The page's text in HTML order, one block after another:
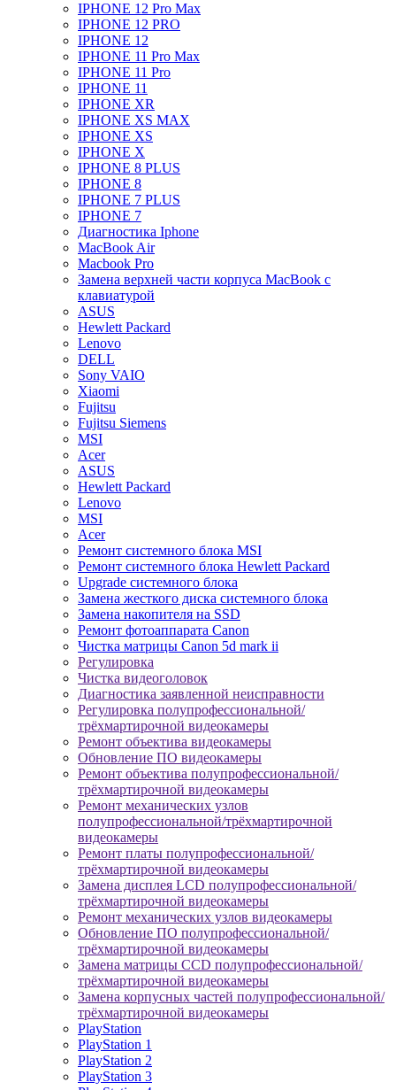
IPHONE 12 Pro Max
IPHONE 12 PRO
IPHONE 12
IPHONE 11 Pro Max
IPHONE 11 Pro
IPHONE 11
IPHONE XR
IPHONE XS MAX
IPHONE XS
IPHONE X
IPHONE 8 PLUS
IPHONE 8
IPHONE 7 PLUS
IPHONE 7
Диагностика Iphone
MacBook Air
Macbook Pro
Замена верхней части корпуса MacBook с
клавиатурой
ASUS
Hewlett Packard
Lenovo
DELL
Sony VAIO
Xiaomi
Fujitsu
Fujitsu Siemens
MSI
Acer
ASUS
Hewlett Packard
Lenovo
MSI
Acer
Ремонт системного блока MSI
Ремонт системного блока Hewlett Packard
Upgrade системного блока
Замена жесткого диска системного блока
Замена накопителя на SSD
Ремонт фотоаппарата Canon
Чистка матрицы Canon 5d mark ii
Регулировка
Чистка видеоголовок
Диагностика заявленной неисправности
Регулировка полупрофессиональной/
трёхмартирочной видеокамеры
Ремонт объектива видеокамеры
Обновление ПО видеокамеры
Ремонт объектива полупрофессиональной/
трёхмартирочной видеокамеры
Ремонт механических узлов
полупрофессиональной/трёхмартирочной
видеокамеры
Ремонт платы полупрофессиональной/
трёхмартирочной видеокамеры
Замена дисплея LCD полупрофессиональной/
трёхмартирочной видеокамеры
Ремонт механических узлов видеокамеры
Обновление ПО полупрофессиональной/
трёхмартирочной видеокамеры
Замена матрицы CCD полупрофессиональной/
трёхмартирочной видеокамеры
Замена корпусных частей полупрофессиональной/
трёхмартирочной видеокамеры
PlayStation
PlayStation 1
PlayStation 2
PlayStation 3